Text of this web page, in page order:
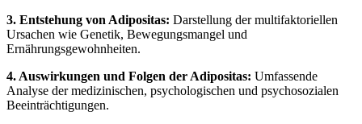
3. Entstehung von Adipositas: Darstellung der multifaktoriellen
Ursachen wie Genetik, Bewegungsmangel und
Ernährungsgewohnheiten.
4. Auswirkungen und Folgen der Adipositas: Umfassende
Analyse der medizinischen, psychologischen und psychosozialen
Beeinträchtigungen.